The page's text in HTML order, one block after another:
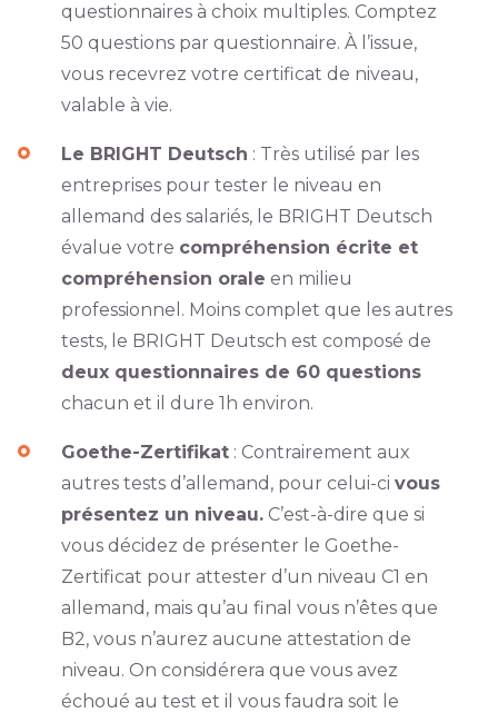
questionnaires à choix multiples. Comptez
50 questions par questionnaire. À l’issue,
vous recevrez votre certificat de niveau,
valable à vie.
Le BRIGHT Deutsch : Très utilisé par les
entreprises pour tester le niveau en
allemand des salariés, le BRIGHT Deutsch
évalue votre compréhension écrite et
compréhension orale en milieu
professionnel. Moins complet que les autres
tests, le BRIGHT Deutsch est composé de
deux questionnaires de 60 questions
chacun et il dure 1h environ.
Goethe-Zertifikat: Contrairement aux
autres tests d’allemand, pour celui-ci vous
présentez un niveau.C’est-à-dire que si
vous décidez de présenter le Goethe-
Zertificat pour attester d’un niveau C1 en
allemand, mais qu’au final vous n’êtes que
B2, vous n’aurez aucune attestation de
niveau. On considérera que vous avez
échoué au test et il vous faudra soit le